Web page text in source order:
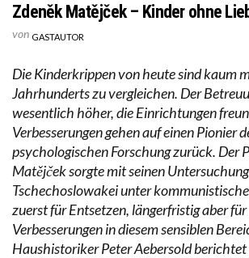
Zdeněk Matějček – Kinder ohne
von GASTAUTOR
Die Kinderkrippen von heute sind kaum
Jahrhunderts zu vergleichen. Der
wesentlich höher, die Einrichtungen
Verbesserungen gehen auf einen Pionier
psychologischen Forschung zurück. Der
Matějček sorgte mit seinen
Tschechoslowakei unter
zuerst für Entsetzen, längerfristig aber
Verbesserungen in diesem sensiblen
Haushistoriker Peter Aebersold berichtet